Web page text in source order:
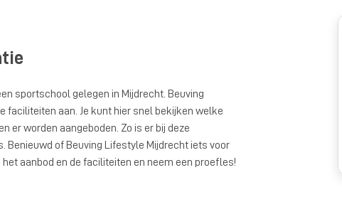
sportschool gelegen in Mijdrecht. Beuving
faciliteiten aan. Je kunt hier snel bekijken welke
er worden aangeboden. Zo is er bij deze
Benieuwd of Beuving Lifestyle Mijdrecht iets voor
aanbod en de faciliteiten en neem een proefles!